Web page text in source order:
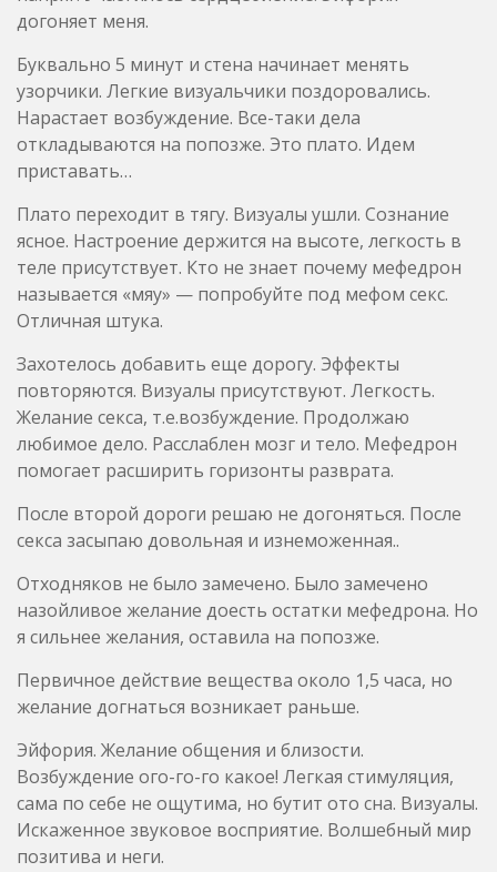
догоняет меня.
Буквально 5 минут и стена начинает менять
узорчики. Легкие визуальчики поздоровались.
Нарастает возбуждение. Все-таки дела
откладываются на попозже. Это плато. Идем
приставать…
Плато переходит в тягу. Визуалы ушли. Сознание
ясное. Настроение держится на высоте, легкость в
теле присутствует. Кто не знает почему мефедрон
называется «мяу» — попробуйте под мефом секс.
Отличная штука.
Захотелось добавить еще дорогу. Эффекты
повторяются. Визуалы присутствуют. Легкость.
Желание секса, т.е.возбуждение. Продолжаю
любимое дело. Расслаблен мозг и тело. Мефедрон
помогает расширить горизонты разврата.
После второй дороги решаю не догоняться. После
секса засыпаю довольная и изнеможенная..
Отходняков не было замечено. Было замечено
назойливое желание доесть остатки мефедрона. Но
я сильнее желания, оставила на попозже.
Первичное действие вещества около 1,5 часа, но
желание догнаться возникает раньше.
Эйфория. Желание общения и близости.
Возбуждение ого-го-го какое! Легкая стимуляция,
сама по себе не ощутима, но бутит ото сна. Визуалы.
Искаженное звуковое восприятие. Волшебный мир
позитива и неги.